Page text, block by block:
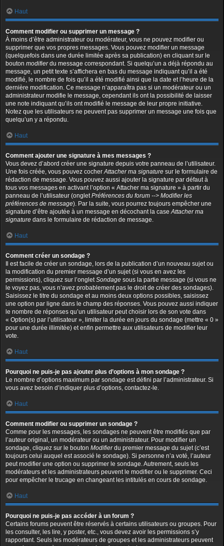
Haut
Comment modifier ou supprimer un message ?
À moins d’être administrateur ou modérateur, vous ne pouvez modifier ou
supprimer que vos propres messages. Vous pouvez modifier un message
(quelquefois dans une durée limitée après sa publication) en cliquant sur le
bouton modifierdu message correspondant. Si quelqu’un a déjà répondu au
message, un petit texte s’affichera en bas du message indiquant qu’il a été
modifié, le nombre de fois qu’il a été modifié ainsi que la date et l’heure de la
dernière modification. Ce message n’apparaîtra pas si un modérateur ou un
administrateur modifie le message, cependant ils ont la possibilité de laisser
une note indiquant qu’ils ont modifié le message de leur propre initiative.
Notez que les utilisateurs ne peuvent pas supprimer un message une fois que
quelqu’un y a répondu.
Haut
Comment ajouter une signature à mes messages ?
Vous devez d’abord créer une signature depuis votre panneau de l’utilisateur.
Une fois créée, vous pouvez cocherAttacher ma signature sur le formulaire de
rédaction de message. Vous pouvez aussi ajouter la signature par défaut à
tous vos messages en activant l’option « Attacher ma signature » à partir du
panneau de l’utilisateur (ongletPréférences du forum --> Modifier les
préférences de message). Par la suite, vous pourrez toujours empêcher une
signature d’être ajoutée à un message en décochant la caseAttacher ma
signature dans le formulaire de rédaction de message.
Haut
Comment créer un sondage ?
Il est facile de créer un sondage, lors de la publication d’un nouveau sujet ou
la modification du premier message d’un sujet (si vous en avez les
permissions), cliquez sur l’ongletSondage sous la partie message (si vous ne
le voyez pas, vous n’avez probablement pas le droit de créer des sondages).
Saisissez le titre du sondage et au moins deux options possibles, saisissez
une option par ligne dans le champ des réponses. Vous pouvez aussi indiquer
le nombre de réponses qu’un utilisateur peut choisir lors de son vote dans
« Option(s) par l’utilisateur », limiter la durée en jours du sondage (mettre « 0 »
pour une durée illimitée) et enfin permettre aux utilisateurs de modifier leur
vote.
Haut
Pourquoi ne puis-je pas ajouter plus d’options à mon sondage ?
Le nombre d’options maximum par sondage est défini par l’administrateur. Si
vous avez besoin d’indiquer plus d’options, contactez-le.
Haut
Comment modifier ou supprimer un sondage ?
Comme pour les messages, les sondages ne peuvent être modifiés que par
l’auteur original, un modérateur ou un administrateur. Pour modifier un
sondage, cliquez sur le bouton Modifierdu premier message du sujet (c’est
toujours celui auquel est associé le sondage). Si personne n’a voté, l’auteur
peut modifier une option ou supprimer le sondage. Autrement, seuls les
modérateurs et les administrateurs peuvent le modifier ou le supprimer. Ceci
pour empêcher le trucage en changeant les intitulés en cours de sondage.
Haut
Pourquoi ne puis-je pas accéder à un forum ?
Certains forums peuvent être réservés à certains utilisateurs ou groupes. Pour
les consulter, les lire, y poster, etc., vous devez avoir les permissions s’y
rapportant. Seuls les modérateurs de groupes et les administrateurs peuvent